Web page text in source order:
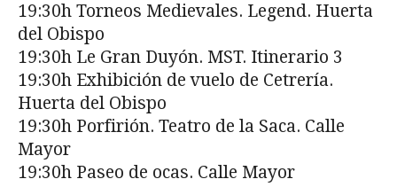
19:30h Torneos Medievales. Legend. Huerta
del Obispo
19:30h Le Gran Duyón. MST. Itinerario 3
19:30h Exhibición de vuelo de Cetrería.
Huerta del Obispo
19:30h Porfirión. Teatro de la Saca. Calle
Mayor
19:30h Paseo de ocas. Calle Mayor